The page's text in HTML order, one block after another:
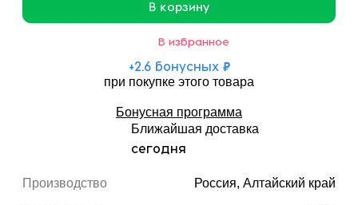
Производство Россия, Алтайский край
В корзину
В избранное
+2.6бонусных ₽
при покупке этого товара
Бонусная программа
Ближайшая доставка
сегодня